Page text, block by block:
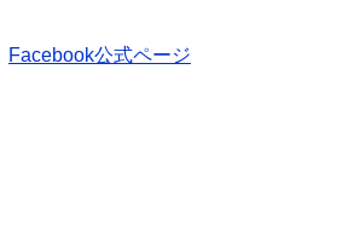
Facebook公式ページ